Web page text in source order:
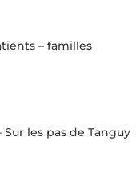
– familles
Sur les pas de Tanguy